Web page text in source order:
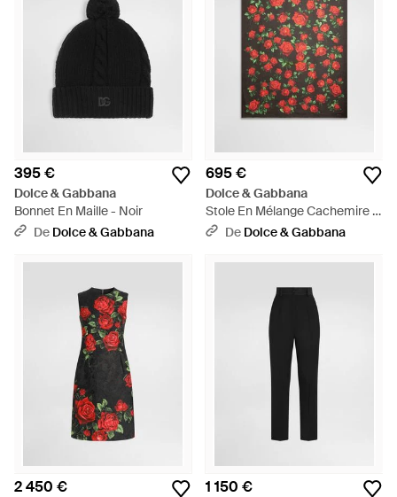
395 €
Dolce & Gabbana
Bonnet En Maille - Noir
De Dolce & Gabbana
695 €
Dolce & Gabbana
Stole En Mélange Cachemire À
Imprimé Roses, 135 X 200 -
De Dolce & Gabbana
2 450 € 1 150 €